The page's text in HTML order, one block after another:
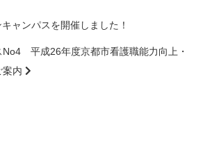
ャンパスを開催しました！
No4 平成26年度京都市看護職能力向上・
案内